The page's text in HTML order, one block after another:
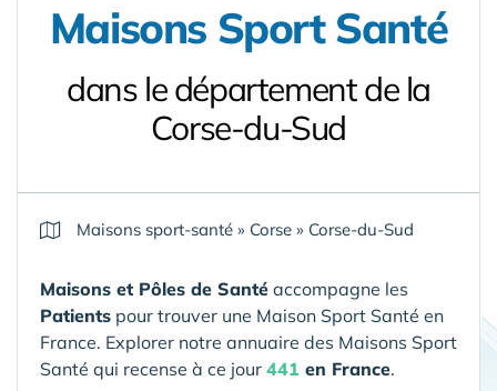
Maisons Sport Santé
dans le département de la
Corse-du-Sud
Maisons sport-santé » Corse » Corse-du-Sud
Maisons et Pôles de Santé accompagne les
Patients pour trouver une Maison Sport Santé en
France. Explorer notre annuaire des Maisons Sport
Santé qui recense à ce jour 441 en France.